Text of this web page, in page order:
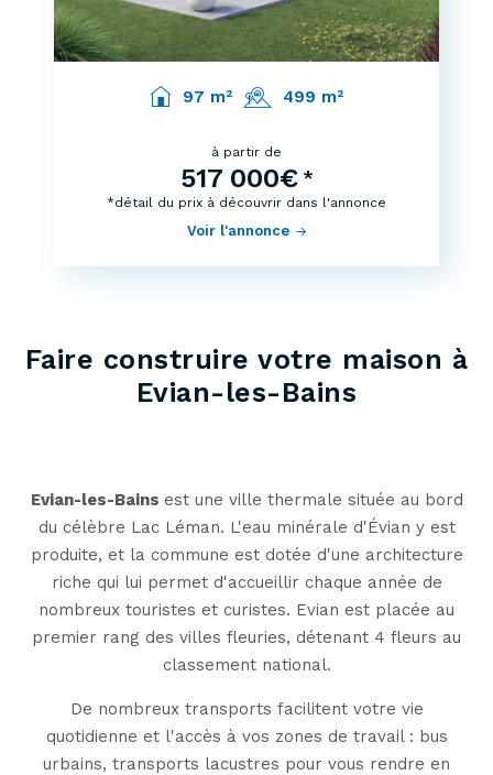
97 m² 499 m²
à partir de
517 000€ *
Voir l'annonce
*détail du prix à découvrir dans l'annonce
Faire construire votre maison à
Evian-les-Bains
Evian-les-Bains est une ville thermale située au bord
du célèbre Lac Léman. L'eau minérale d'Évian y est
produite, et la commune est dotée d'une architecture
riche qui lui permet d'accueillir chaque année de
nombreux touristes et curistes. Evian est placée au
premier rang des villes fleuries, détenant 4 fleurs au
classement national.
De nombreux transports facilitent votre vie
quotidienne et l'accès à vos zones de travail : bus
urbains, transports lacustres pour vous rendre en